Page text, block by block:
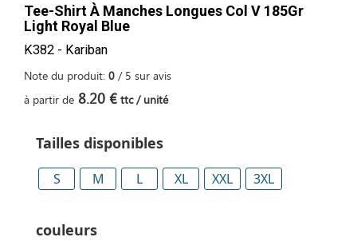
Tee-Shirt À Manches Longues Col V 185Gr
Light Royal Blue
K382 - Kariban
Note du produit: 0 / 5 sur avis
à partir de 8.20 € ttc / unité
Tailles disponibles
S M L XL XXL 3XL
couleurs